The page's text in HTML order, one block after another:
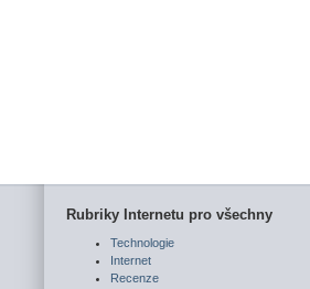
Rubriky Internetu pro všechny
Technologie
Internet
Recenze